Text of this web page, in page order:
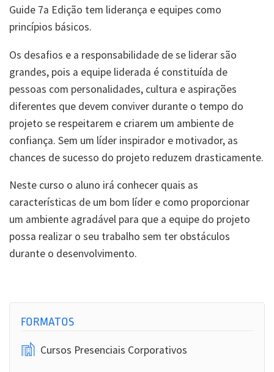
Guide 7a Edição tem liderança e equipes como
princípios básicos.
Os desafios e a responsabilidade de se liderar são
grandes, pois a equipe liderada é constituída de
pessoas com personalidades, cultura e aspirações
diferentes que devem conviver durante o tempo do
projeto se respeitarem e criarem um ambiente de
confiança. Sem um líder inspirador e motivador, as
chances de sucesso do projeto reduzem drasticamente.
Neste curso o aluno irá conhecer quais as
características de um bom líder e como proporcionar
um ambiente agradável para que a equipe do projeto
possa realizar o seu trabalho sem ter obstáculos
durante o desenvolvimento.
FORMATOS
Cursos Presenciais Corporativos